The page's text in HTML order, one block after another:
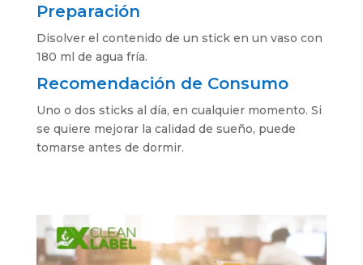
Preparación
Disolver el contenido de un stick en un vaso con
180 ml de agua fría.
Recomendación de Consumo
Uno o dos sticks al día, en cualquier momento. Si
se quiere mejorar la calidad de sueño, puede
tomarse antes de dormir.